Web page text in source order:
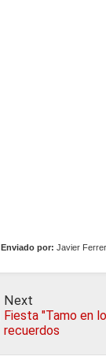
Enviado por: Javier
Next
Fiesta "Tamo en
recuerdos